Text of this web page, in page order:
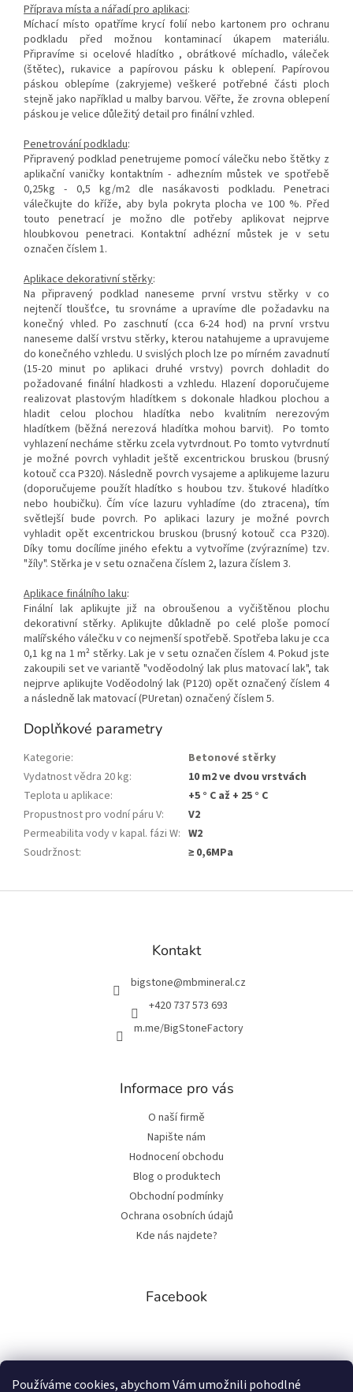
Používáme cookies, abychom Vám umožnili pohodlné
Příprava místa a nářadí pro aplikaci:
Míchací místo opatříme krycí folií nebo kartonem pro ochranu
podkladu před možnou kontaminací úkapem materiálu.
Připravíme si ocelové hladítko , obrátkové míchadlo, váleček
(štětec), rukavice a papírovou pásku k oblepení. Papírovou
páskou oblepíme (zakryjeme) veškeré potřebné části ploch
stejně jako například u malby barvou. Věřte, že zrovna oblepení
páskou je velice důležitý detail pro finální vzhled.
Penetrování podkladu:
Připravený podklad penetrujeme pomocí válečku nebo štětky z
aplikační vaničky kontaktním - adhezním můstek ve spotřebě
0,25kg - 0,5 kg/m2 dle nasákavosti podkladu. Penetraci
válečkujte do kříže, aby byla pokryta plocha ve 100 %. Před
touto penetrací je možno dle potřeby aplikovat nejprve
hloubkovou penetraci. Kontaktní adhézní můstek je v setu
označen číslem 1.
Aplikace dekorativní stěrky:
Na připravený podklad naneseme první vrstvu stěrky v co
nejtenčí tloušťce, tu srovnáme a upravíme dle požadavku na
konečný vhled. Po zaschnutí (cca 6-24 hod) na první vrstvu
naneseme další vrstvu stěrky, kterou natahujeme a upravujeme
do konečného vzhledu. U svislých ploch lze po mírném zavadnutí
(15-20 minut po aplikaci druhé vrstvy) povrch dohladit do
požadované finální hladkosti a vzhledu. Hlazení doporučujeme
realizovat plastovým hladítkem s dokonale hladkou plochou a
hladit celou plochou hladítka nebo kvalitním nerezovým
hladítkem (běžná nerezová hladítka mohou barvit). Po tomto
vyhlazení necháme stěrku zcela vytvrdnout. Po tomto vytvrdnutí
je možné povrch vyhladit ještě excentrickou bruskou (brusný
kotouč cca P320). Následně povrch vysajeme a aplikujeme lazuru
(doporučujeme použít hladítko s houbou tzv. štukové hladítko
nebo houbičku). Čím více lazuru vyhladíme (do ztracena), tím
světlejší bude povrch. Po aplikaci lazury je možné povrch
vyhladit opět excentrickou bruskou (brusný kotouč cca P320).
Díky tomu docílíme jiného efektu a vytvoříme (zvýrazníme) tzv.
"žíly". Stěrka je v setu označena číslem 2, lazura číslem 3.
Aplikace finálního laku:
Finální lak aplikujte již na obroušenou a vyčištěnou plochu
dekorativní stěrky. Aplikujte důkladně po celé ploše pomocí
malířského válečku v co nejmenší spotřebě. Spotřeba laku je cca
0,1 kg na 1 m² stěrky. Lak je v setu označen číslem 4. Pokud jste
zakoupili set ve variantě "voděodolný lak plus matovací lak", tak
nejprve aplikujte Voděodolný lak (P120) opět označený číslem 4
a následně lak matovací (PUretan) označený číslem 5.
Doplňkové parametry
Kategorie:
Betonové stěrky
Vydatnost vědra 20 kg:
10 m2 ve dvou vrstvách
Teplota u aplikace:
+5 ° C až + 25 ° C
Propustnost pro vodní páru V:
V2
Permeabilita vody v kapal. fázi W: W2
Soudržnost: ≥ 0,6MPa
Z
Kontakt
bigstone@mbmineral.cz
+420 737 573 693
m.me/BigStoneFactory
Informace pro vás
O naší firmě
Napište nám
Hodnocení obchodu
Blog o produktech
Obchodní podmínky
Ochrana osobních údajů
Kde nás najdete?
Facebook